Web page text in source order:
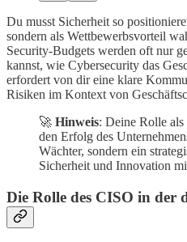
Du musst Sicherheit so
sondern als Wettbewerbsvorteil
Security-Budgets werden oft nur
kannst, wie Cybersecurity das
erfordert von dir eine klare
Risiken im Kontext von
🚀 Hinweis: Deine Rolle
den Erfolg des
Wächter, sondern ein
Sicherheit und Innovation
Die Rolle des CISO in der